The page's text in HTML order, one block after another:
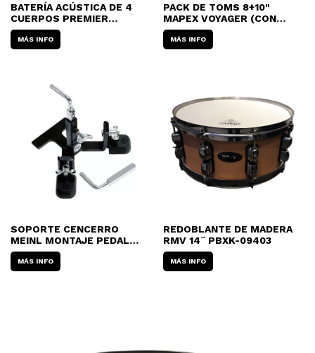
BATERÍA ACÚSTICA DE 4
CUERPOS PREMIER
GENISTA ML-22 OSX (SIN
FIERROS)
MÁS INFO
PACK DE TOMS 8+10"
MAPEX VOYAGER (CON
SOPORTE) VRTK810DK
MÁS INFO
SOPORTE CENCERRO
MEINL MONTAJE PEDAL
BOMBO PM-1
MÁS INFO
REDOBLANTE DE MADERA
RMV 14¨ PBXK-09403
MÁS INFO